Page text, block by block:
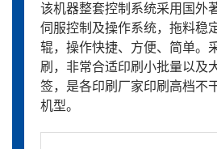
该机器整套控制系统采用国外
伺服控制及操作系统，拖料稳
辊，操作快捷、方便、简单。
刷，非常合适印刷小批量以及
签，是各印刷厂家印刷高档不
机型。